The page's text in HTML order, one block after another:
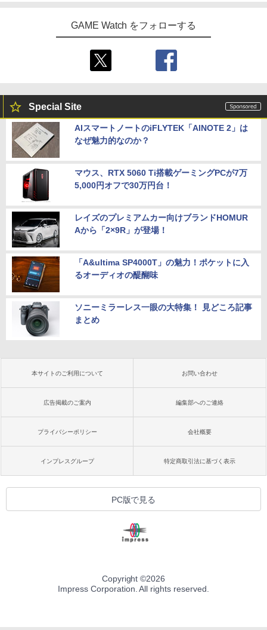
GAME Watch をフォローする
Special Site
AIスマートノートのiFLYTEK「AINOTE 2」は
なぜ魅力的なのか？
マウス、RTX 5060 Ti搭載ゲーミングPCが7万
5,000円オフで30万円台！
レイズのプレミアムカー向けブランドHOMUR
Aから「2×9R」が登場！
「A&ultima SP4000T」の魅力！ポケットに入
るオーディオの醍醐味
ソニーミラーレス一眼の大特集！ 見どころ記事
まとめ
本サイトのご利用について お問い合わせ
広告掲載のご案内 編集部へのご連絡
プライバシーポリシー 会社概要
インプレスグループ 特定商取引法に基づく表示
PC版で見る
Copyright ©2026
Impress Corporation. All rights reserved.